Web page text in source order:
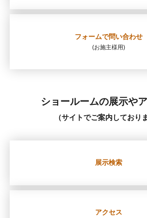
フォームで問い合わせ
(お施主様用)
ショールームの展示や
（サイトでご案内しており
展示検索
アクセス